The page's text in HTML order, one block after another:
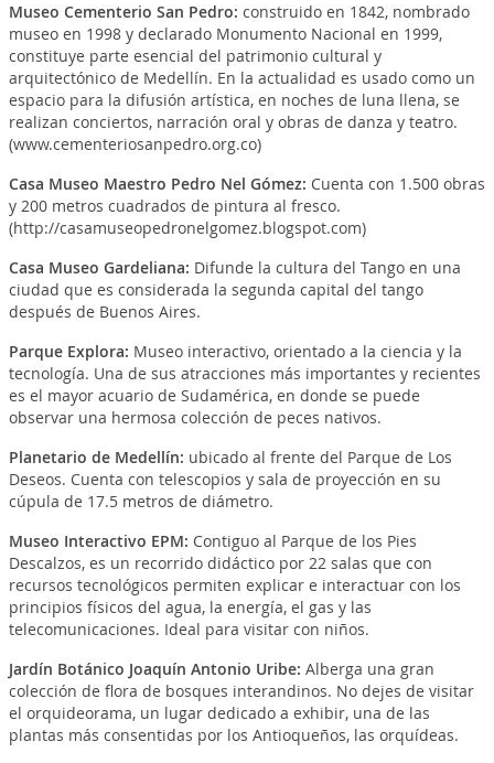
Museo Cementerio San Pedro: construido en 1842, nombrado
museo en 1998 y declarado Monumento Nacional en 1999,
constituye parte esencial del patrimonio cultural y
arquitectónico de Medellín. En la actualidad es usado como un
espacio para la difusión artística, en noches de luna llena, se
realizan conciertos, narración oral y obras de danza y teatro.
(www.cementeriosanpedro.org.co)
Casa Museo Maestro Pedro Nel Gómez: Cuenta con 1.500 obras
y 200 metros cuadrados de pintura al fresco.
(http://casamuseopedronelgomez.blogspot.com)
Casa Museo Gardeliana: Difunde la cultura del Tango en una
ciudad que es considerada la segunda capital del tango
después de Buenos Aires.
Parque Explora: Museo interactivo, orientado a la ciencia y la
tecnología. Una de sus atracciones más importantes y recientes
es el mayor acuario de Sudamérica, en donde se puede
observar una hermosa colección de peces nativos.
Planetario de Medellín: ubicado al frente del Parque de Los
Deseos. Cuenta con telescopios y sala de proyección en su
cúpula de 17.5 metros de diámetro.
Museo Interactivo EPM: Contiguo al Parque de los Pies
Descalzos, es un recorrido didáctico por 22 salas que con
recursos tecnológicos permiten explicar e interactuar con los
principios físicos del agua, la energía, el gas y las
telecomunicaciones. Ideal para visitar con niños.
Jardín Botánico Joaquín Antonio Uribe: Alberga una gran
colección de flora de bosques interandinos. No dejes de visitar
el orquideorama, un lugar dedicado a exhibir, una de las
plantas más consentidas por los Antioqueños, las orquídeas.